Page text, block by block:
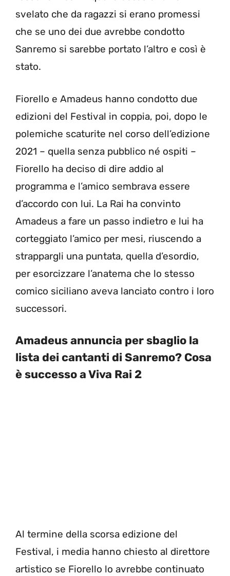
svelato che da ragazzi si erano promessi
che se uno dei due avrebbe condotto
Sanremo si sarebbe portato l’altro e così è
stato.
Fiorello e Amadeus hanno condotto due
edizioni del Festival in coppia, poi, dopo le
polemiche scaturite nel corso dell’edizione
2021 – quella senza pubblico né ospiti –
Fiorello ha deciso di dire addio al
programma e l’amico sembrava essere
d’accordo con lui. La Rai ha convinto
Amadeus a fare un passo indietro e lui ha
corteggiato l’amico per mesi, riuscendo a
strappargli una puntata, quella d’esordio,
per esorcizzare l’anatema che lo stesso
comico siciliano aveva lanciato contro i loro
successori.
Amadeus annuncia per sbaglio la
lista dei cantanti di Sanremo? Cosa
è successo a Viva Rai 2
Al termine della scorsa edizione del
Festival, i media hanno chiesto al direttore
artistico se Fiorello lo avrebbe continuato